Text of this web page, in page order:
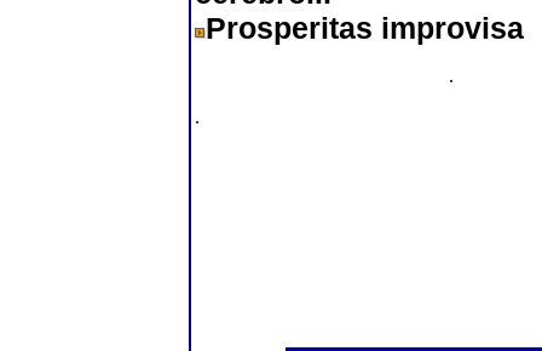
Prosperitas improvisa
.
.